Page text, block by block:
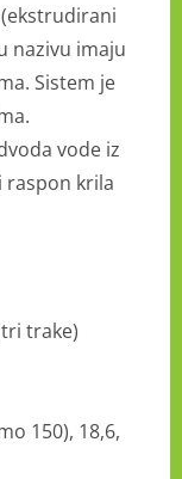
nazivu imaju
Sistem je
vode iz
raspon krila
trake)
150), 18,6,